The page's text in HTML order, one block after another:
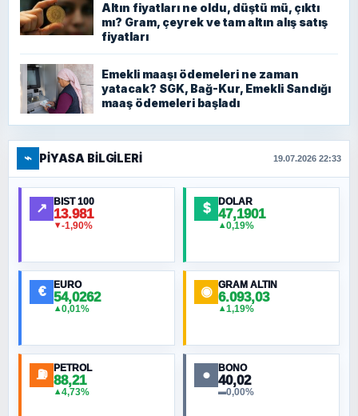
Altın fiyatları ne oldu, düştü mü, çıktı
mı? Gram, çeyrek ve tam altın alış satış
fiyatları
Emekli maaşı ödemeleri ne zaman
yatacak? SGK, Bağ-Kur, Emekli Sandığı
maaş ödemeleri başladı
⌁ PIYASA BILGILERI 19.07.2026 22:33
↗ BIST 100
13.981
▼-1,90%
$ DOLAR
47,1901
▲0,19%
€ EURO
54,0262
▲0,01%
◉ GRAM ALTIN
6.093,03
▲1,19%
⛽ PETROL
88,21
▲4,73%
● BONO
40,02
▬0,00%